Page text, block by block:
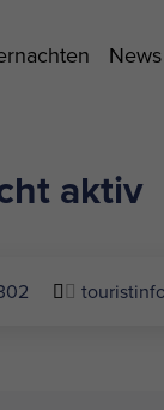
News
aktiv